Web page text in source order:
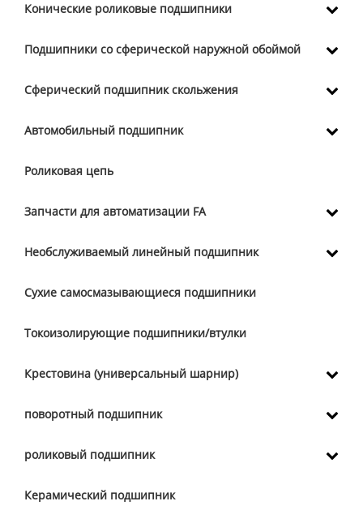
Конические роликовые подшипники
Подшипники со сферической наружной обоймой
Сферический подшипник скольжения
Автомобильный подшипник
Роликовая цепь
Запчасти для автоматизации FA
Необслуживаемый линейный подшипник
Сухие самосмазывающиеся подшипники
Токоизолирующие подшипники/втулки
Крестовина (универсальный шарнир)
поворотный подшипник
роликовый подшипник
Керамический подшипник